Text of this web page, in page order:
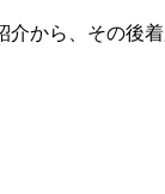
介から、その後